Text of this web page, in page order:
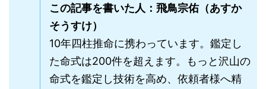
この記事を書いた人：飛鳥宗佑（あすか
そうすけ）
10年四柱推命に携わっています。鑑定し
た命式は200件を超えます。もっと沢山の
命式を鑑定し技術を高め、依頼者様へ精